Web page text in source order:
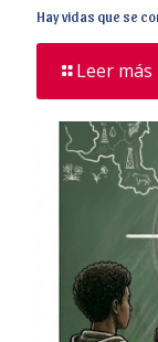
Hay vidas que se
Leer más